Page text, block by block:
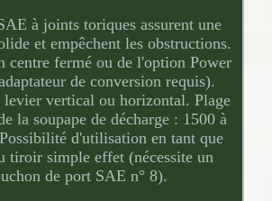
à joints toriques assurent une
et empêchent les obstructions.
centre fermé ou de l'option Power
de conversion requis).
levier vertical ou horizontal. Plage
la soupape de décharge : 1500 à
d'utilisation en tant que
tiroir simple effet (nécessite un
de port SAE n° 8).